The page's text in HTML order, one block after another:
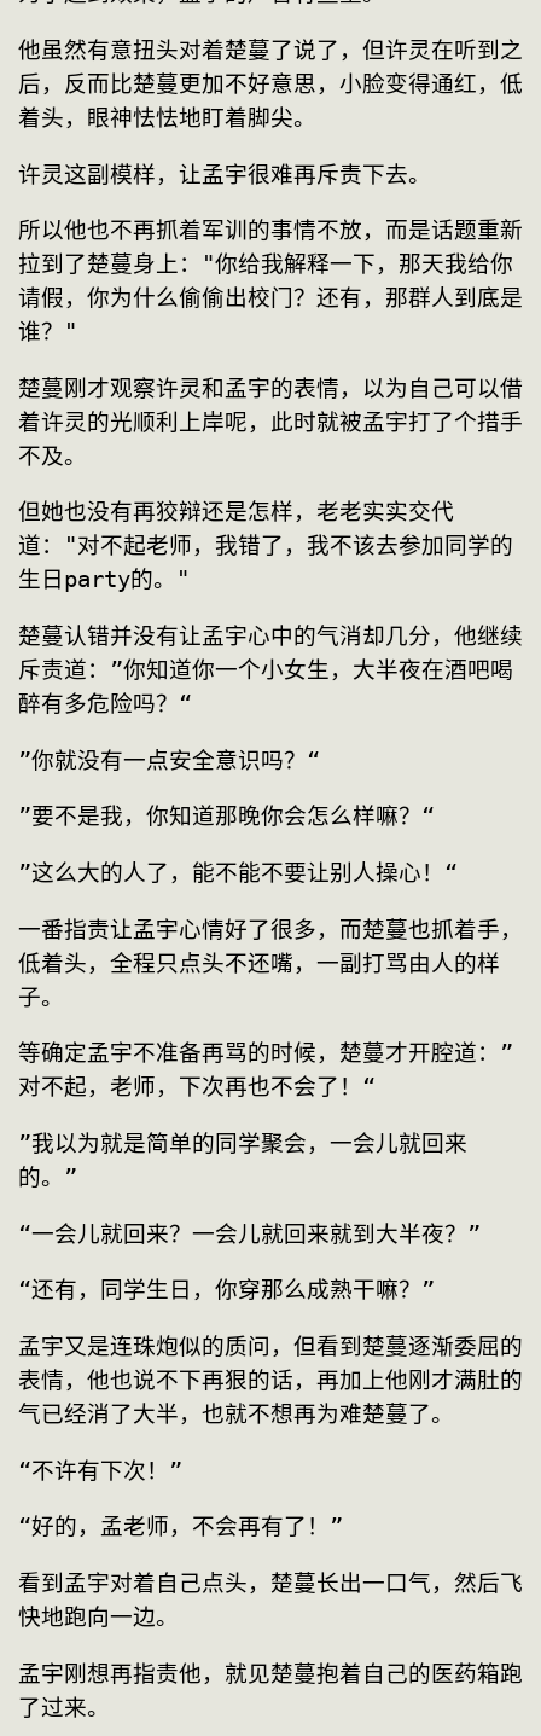
他虽然有意扭头对着楚蔓了说了，但许灵在听到之
后，反而比楚蔓更加不好意思，小脸变得通红，低
着头，眼神怯怯地盯着脚尖。
许灵这副模样，让孟宇很难再斥责下去。
所以他也不再抓着军训的事情不放，而是话题重新
拉到了楚蔓身上："你给我解释一下，那天我给你
请假，你为什么偷偷出校门？还有，那群人到底是
谁？"
楚蔓刚才观察许灵和孟宇的表情，以为自己可以借
着许灵的光顺利上岸呢，此时就被孟宇打了个措手
不及。
但她也没有再狡辩还是怎样，老老实实交代
道："对不起老师，我错了，我不该去参加同学的
生日party的。"
楚蔓认错并没有让孟宇心中的气消却几分，他继续
斥责道：”你知道你一个小女生，大半夜在酒吧喝
醉有多危险吗？“
”你就没有一点安全意识吗？“
”要不是我，你知道那晚你会怎么样嘛？“
”这么大的人了，能不能不要让别人操心！“
一番指责让孟宇心情好了很多，而楚蔓也抓着手，
低着头，全程只点头不还嘴，一副打骂由人的样
子。
等确定孟宇不准备再骂的时候，楚蔓才开腔道：”
对不起，老师，下次再也不会了！“
”我以为就是简单的同学聚会，一会儿就回来
的。”
“一会儿就回来？一会儿就回来就到大半夜？”
“还有，同学生日，你穿那么成熟干嘛？”
孟宇又是连珠炮似的质问，但看到楚蔓逐渐委屈的
表情，他也说不下再狠的话，再加上他刚才满肚的
气已经消了大半，也就不想再为难楚蔓了。
“不许有下次！”
“好的，孟老师，不会再有了！”
看到孟宇对着自己点头，楚蔓长出一口气，然后飞
快地跑向一边。
孟宇刚想再指责他，就见楚蔓抱着自己的医药箱跑
了过来。